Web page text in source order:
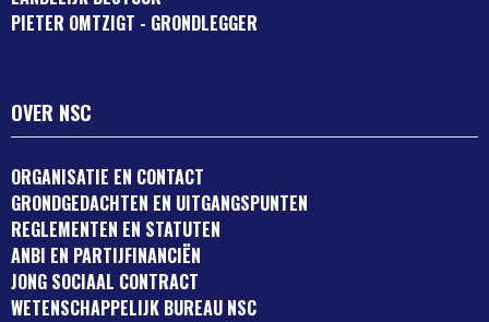
PIETER OMTZIGT - GRONDLEGGER
OVER NSC
ORGANISATIE EN CONTACT
GRONDGEDACHTEN EN UITGANGSPUNTEN
REGLEMENTEN EN STATUTEN
ANBI EN PARTIJFINANCIËN
JONG SOCIAAL CONTRACT
WETENSCHAPPELIJK BUREAU NSC